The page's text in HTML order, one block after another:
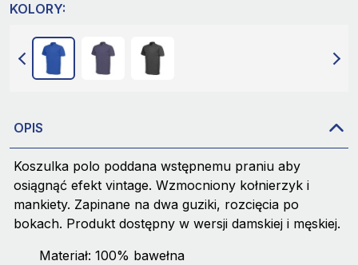
KOLORY:
OPIS
Koszulka polo poddana wstępnemu praniu aby
osiągnąć efekt vintage. Wzmocniony kołnierzyk i
mankiety. Zapinane na dwa guziki, rozcięcia po
bokach. Produkt dostępny w wersji damskiej i męskiej.
Materiał: 100% bawełna